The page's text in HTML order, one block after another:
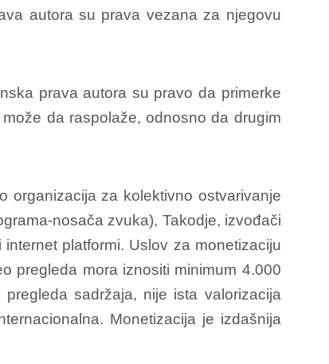
autora su prava vezana za njegovu
prava autora su pravo da primerke
da raspolaže, odnosno da drugim
organizacija za kolektivno ostvarivanje
nosača zvuka), Takodje, izvođači
platformi. Uslov za monetizaciju
pregleda mora iznositi minimum 4.000
sadržaja, nije ista valorizacija
Monetizacija je izdašnija